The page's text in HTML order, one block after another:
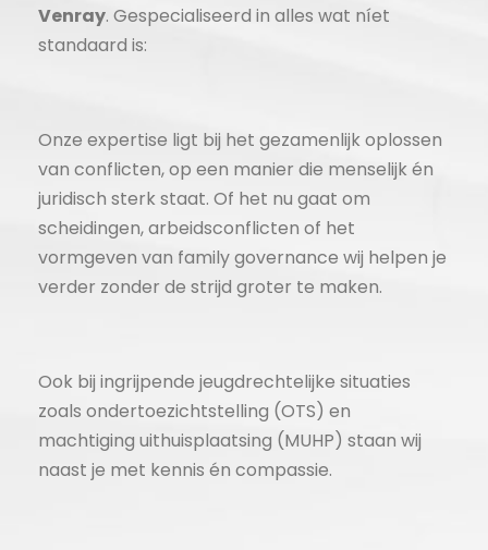
Venray. Gespecialiseerd in alles wat níet
standaard is:
Onze expertise ligt bij het gezamenlijk oplossen
van conflicten, op een manier die menselijk én
juridisch sterk staat. Of het nu gaat om
scheidingen, arbeidsconflicten of het
vormgeven van family governance wij helpen je
verder zonder de strijd groter te maken.
Ook bij ingrijpende jeugdrechtelijke situaties
zoals ondertoezichtstelling (OTS) en
machtiging uithuisplaatsing (MUHP) staan wij
naast je met kennis én compassie.